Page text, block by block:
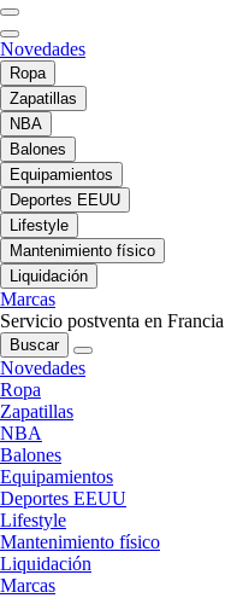
Novedades
Ropa
Zapatillas
NBA
Balones
Equipamientos
Deportes EEUU
Lifestyle
Mantenimiento físico
Liquidación
Marcas
Servicio postventa en Francia
Buscar
Novedades
Ropa
Zapatillas
NBA
Balones
Equipamientos
Deportes EEUU
Lifestyle
Mantenimiento físico
Liquidación
Marcas